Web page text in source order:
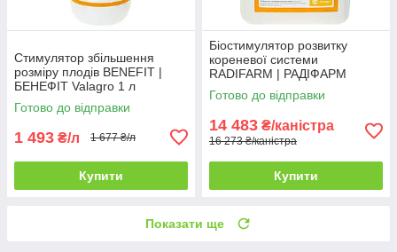
Стимулятор збільшення
розміру плодів BENEFIT |
БЕНЕФIТ Valagro 1 л
Готово до відправки
1 493 ₴/л 1 677 ₴/л
Купити
Біостимулятор розвитку
кореневої системи
RADIFARM | РАДІФАРМ
Valagro 10 л
Готово до відправки
14 483 ₴/каністра
16 273 ₴/каністра
Купити
Показати ще